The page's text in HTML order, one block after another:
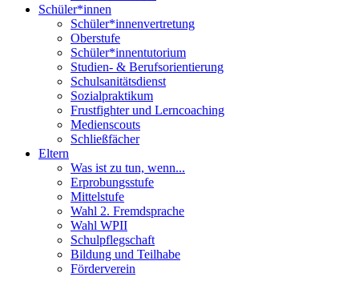
Schüler*innen
Schüler*innenvertretung
Oberstufe
Schüler*innentutorium
Studien- & Berufsorientierung
Schulsanitätsdienst
Sozialpraktikum
Frustfighter und Lerncoaching
Medienscouts
Schließfächer
Eltern
Was ist zu tun, wenn...
Erprobungsstufe
Mittelstufe
Wahl 2. Fremdsprache
Wahl WPII
Schulpflegschaft
Bildung und Teilhabe
Förderverein